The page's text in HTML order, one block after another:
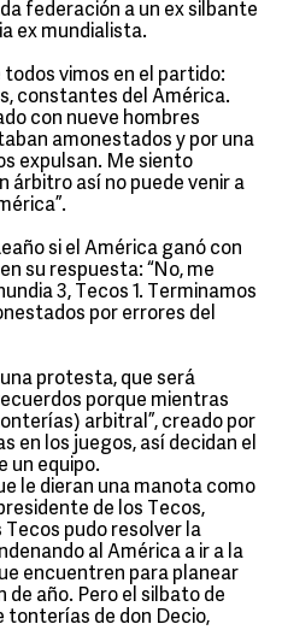
federación a un ex silbante
ex mundialista.
vimos en el partido:
constantes del América.
con nueve hombres
amonestados y por una
expulsan. Me siento
árbitro así no puede venir a
si el América ganó con
su respuesta: “No, me
3, Tecos 1. Terminamos
por errores del
protesta, que será
porque mientras
arbitral”, creado por
en los juegos, así decidan el
un equipo.
le dieran una manota como
de los Tecos,
pudo resolver la
al América a ir a la
encuentren para planear
de año. Pero el silbato de
tonterías de don Decio,